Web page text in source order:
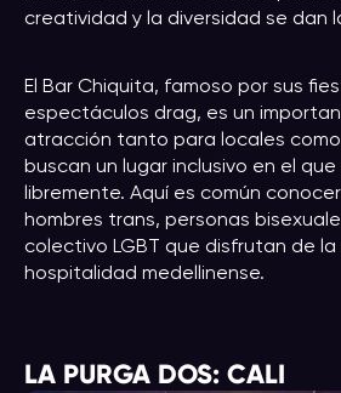
creatividad y la diversidad se dan
El Bar Chiquita, famoso por sus
espectáculos drag, es un
atracción tanto para locales
buscan un lugar inclusivo en el
libremente. Aquí es común
hombres trans, personas
colectivo LGBT que disfrutan de la
hospitalidad medellinense.
LA PURGA DOS: CALI